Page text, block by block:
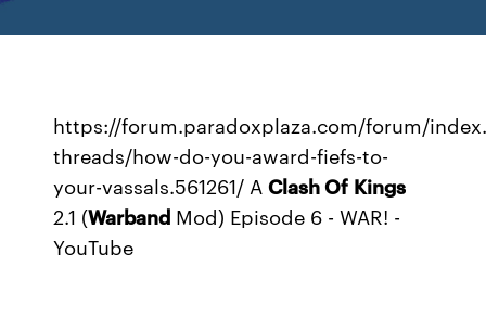
https://forum.paradoxplaza.com/forum/
threads/how-do-you-award-fiefs-to-
your-vassals.561261/ AClash Of Kings
2.1 (Warband Mod) Episode 6 - WAR! -
YouTube